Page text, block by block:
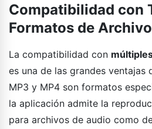
Compatibilidad con
Formatos de Archivo
La compatibilidad con
es una de las grandes ventajas
MP3 y MP4 son formatos
la aplicación admite la
para archivos de audio como